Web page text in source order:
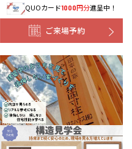
QUOカード1000円分進呈中！
ご来場予約